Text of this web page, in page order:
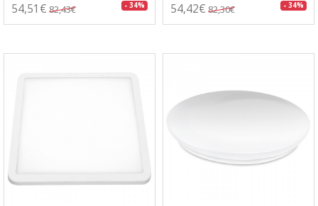
54,51€ 82,43€ - 34% 54,42€ 82,30€ - 34%